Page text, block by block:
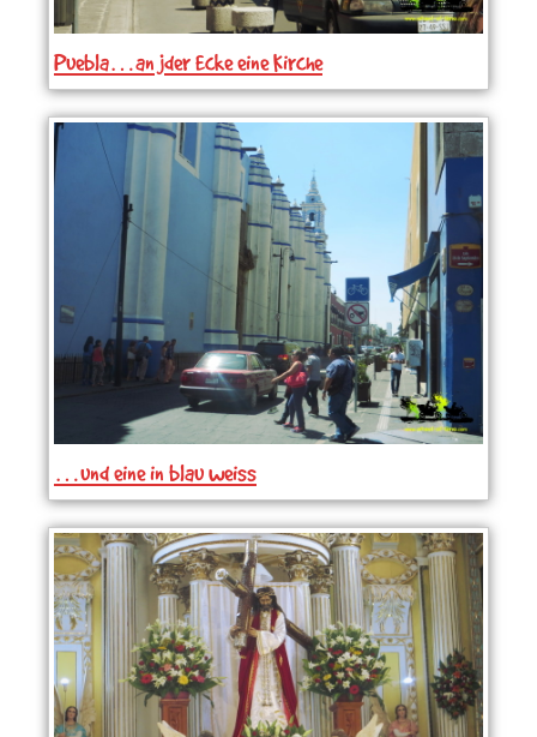
Puebla…an jder Ecke eine Kirche
…und eine in blau weiss